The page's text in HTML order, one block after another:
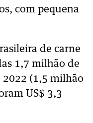
com pequena
de carne
1,7 milhão de
2022 (1,5 milhão
US$ 3,3